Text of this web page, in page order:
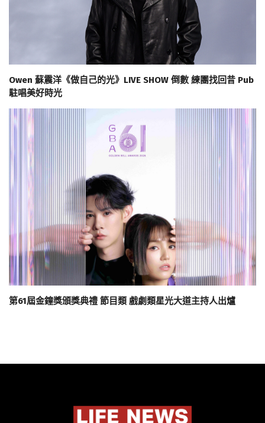
Owen 蘇震洋《做自己的光》LIVE SHOW 倒數 練團找回昔 Pub
駐唱美好時光
第61屆金鐘獎頒獎典禮 節目類 戲劇類星光大道主持人出爐